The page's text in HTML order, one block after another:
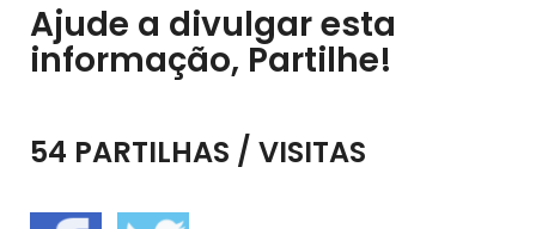
Ajude a divulgar esta
informação, Partilhe!
54 PARTILHAS / VISITAS